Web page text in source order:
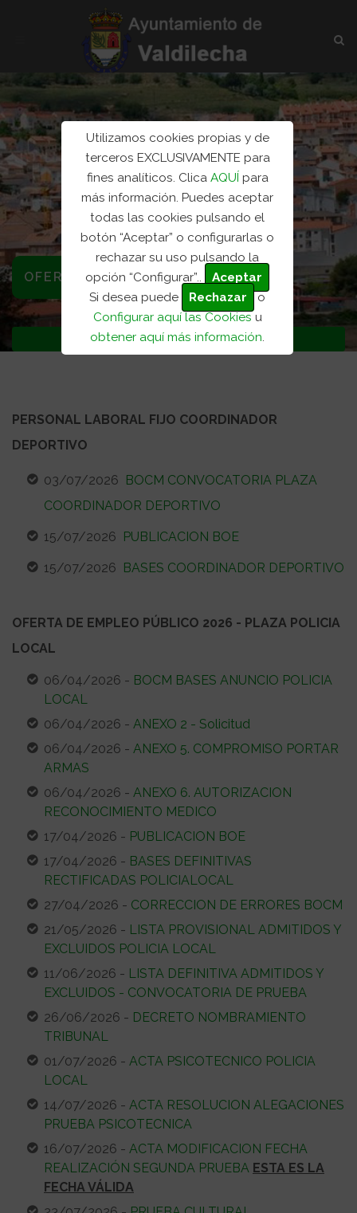
Utilizamos cookies propias y de
terceros EXCLUSIVAMENTE para
fines analíticos. Clica AQUÍ para
más información. Puedes aceptar
todas las cookies pulsando el
botón “Aceptar” o configurarlas o
rechazar su uso pulsando la
opción “Configurar”..
Aceptar
Si desea puede
Rechazar
o
Configurar aquí las Cookies u
obtener aquí más información.
OFERTA EMPLEO PÚBLICO
Inicio oferta empleo...
PERSONAL LABORAL FIJO COORDINADOR
DEPORTIVO
03/07/2026 BOCM CONVOCATORIA PLAZA
COORDINADOR DEPORTIVO
15/07/2026 PUBLICACION BOE
15/07/2026 BASES COORDINADOR DEPORTIVO
OFERTA DE EMPLEO PÚBLICO 2026 - PLAZA POLICIA
LOCAL
06/04/2026 - BOCM BASES ANUNCIO POLICIA
LOCAL
06/04/2026 - ANEXO 2 - Solicitud
06/04/2026 - ANEXO 5. COMPROMISO PORTAR
ARMAS
06/04/2026 - ANEXO 6. AUTORIZACION
RECONOCIMIENTO MEDICO
17/04/2026 - PUBLICACION BOE
17/04/2026 - BASES DEFINITIVAS
RECTIFICADAS POLICIALOCAL
27/04/2026 - CORRECCION DE ERRORES BOCM
21/05/2026 - LISTA PROVISIONAL ADMITIDOS Y
EXCLUIDOS POLICIA LOCAL
11/06/2026 - LISTA DEFINITIVA ADMITIDOS Y
EXCLUIDOS - CONVOCATORIA DE PRUEBA
26/06/2026 - DECRETO NOMBRAMIENTO
TRIBUNAL
01/07/2026 - ACTA PSICOTECNICO POLICIA
LOCAL
14/07/2026 - ACTA RESOLUCION ALEGACIONES
PRUEBA PSICOTECNICA
16/07/2026 - ACTA MODIFICACION FECHA
REALIZACIÓN SEGUNDA PRUEBA ESTA ES LA
FECHA VÁLIDA